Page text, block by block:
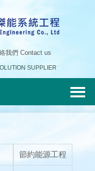
我們 Contact us
SUPPLIER
節約能源工程